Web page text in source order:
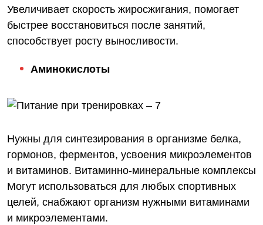
Увеличивает скорость жиросжигания, помогает
быстрее восстановиться после занятий,
способствует росту выносливости.
Аминокислоты
Нужны для синтезирования в организме белка,
гормонов, ферментов, усвоения микроэлементов
и витаминов. Витаминно-минеральные комплексы
Могут использоваться для любых спортивных
целей, снабжают организм нужными витаминами
и микроэлементами.